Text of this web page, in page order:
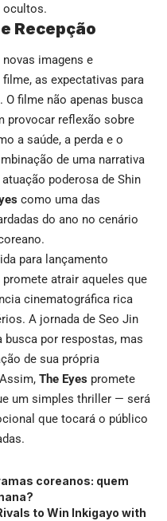
ocultos.
Recepção
imagens e
as expectativas para
O filme não apenas busca
provocar reflexão sobre
a saúde, a perda e o
de uma narrativa
poderosa de Shin
como uma das
do ano no cenário
para lançamento
atrair aqueles que
cinematográfica rica
A jornada de Seo Jin
busca por respostas, mas
de sua própria
The Eyes promete
um simples thriller — será
que tocará o público
coreanos: quem
to Win Inkigayo with